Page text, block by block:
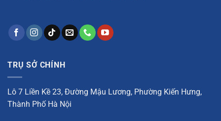
TRỤ SỞ CHÍNH
Lô 7 Liền Kề 23, Đường Mậu Lương, Phường Kiến Hưng,
Thành Phố Hà Nội